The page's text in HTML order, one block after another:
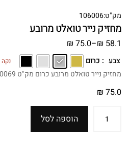
מק"ט:106006
מחזיק נייר טואלט מרובע
₪ 58.1
–
₪ 75.0
צבע : כרום נקה
מחזיק נייר טואלט מרובע כרום מק"ט 208900069
₪ 75.0
הוספה לסל